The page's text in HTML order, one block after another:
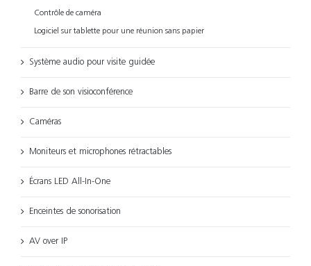
Contrôle de caméra
Logiciel sur tablette pour une réunion sans papier
Système audio pour visite guidée
Barre de son visioconférence
Caméras
Moniteurs et microphones rétractables
Écrans LED All-In-One
Enceintes de sonorisation
AV over IP